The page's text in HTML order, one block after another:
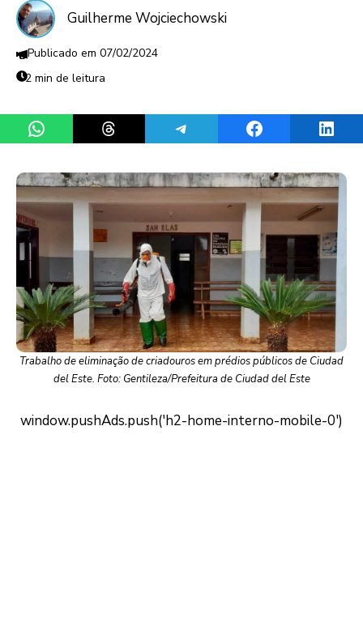
Guilherme Wojciechowski
07/02/2024
2 min de leitura
Share on WhatsAppShare on ThreadsShare on TelegramShare on Facebook
Trabalho de eliminação de criadouros em prédios públicos de Ciudad
del Este. Foto: Gentileza/Prefeitura de Ciudad del Este